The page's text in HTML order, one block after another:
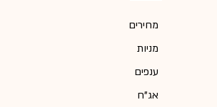
מחירים
מניות
ענפים
אג"ח